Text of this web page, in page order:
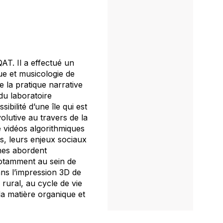
Il a effectué un
et musicologie de
la pratique narrative
laboratoire
d’une île qui est
au travers de la
algorithmiques
leurs enjeux sociaux
abordent
au sein de
l’impression 3D de
rural, au cycle de vie
matière organique et